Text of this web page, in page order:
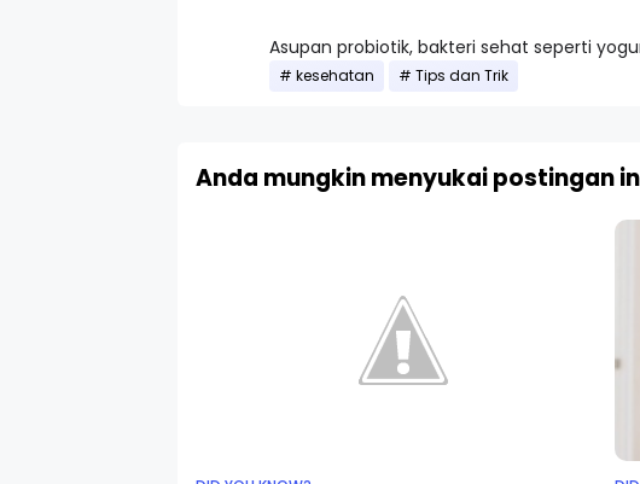
Asupan probiotik, bakteri sehat seperti
kesehatan Tips dan Trik
Anda mungkin menyukai postingan